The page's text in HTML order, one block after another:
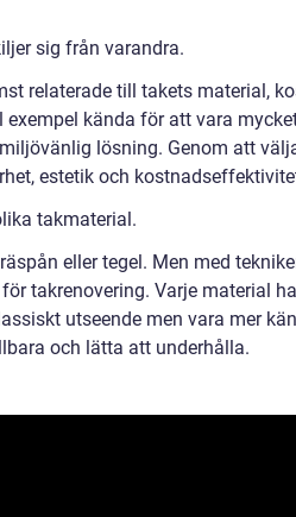
sig från varandra.
relaterade till takets material,
kända för att vara
lösning. Genom att
estetik och
takmaterial.
eller tegel. Men med
takrenovering. Varje material
utseende men vara mer
och lätta att underhålla.